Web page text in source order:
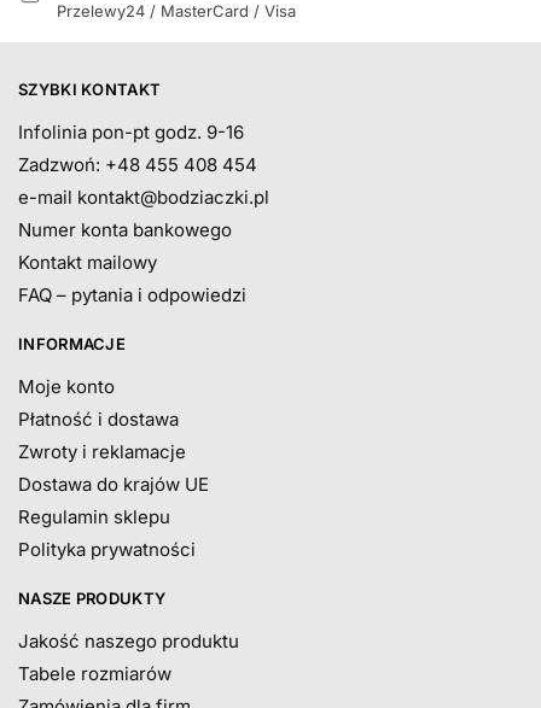
Przelewy24 / MasterCard / Visa
SZYBKI KONTAKT
Infolinia pon-pt godz. 9-16
Zadzwoń: +48 455 408 454
e-mail kontakt@bodziaczki.pl
Numer konta bankowego
Kontakt mailowy
FAQ – pytania i odpowiedzi
INFORMACJE
Moje konto
Płatność i dostawa
Zwroty i reklamacje
Dostawa do krajów UE
Regulamin sklepu
Polityka prywatności
NASZE PRODUKTY
Jakość naszego produktu
Tabele rozmiarów